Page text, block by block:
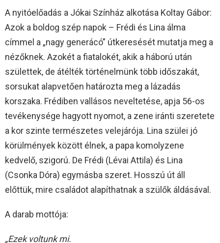
A nyitóelőadás a Jókai Színház alkotása Koltay Gábor:
Azok a boldog szép napok – Frédi és Lina álma
címmel a „nagy generácó” útkeresését mutatja meg a
nézőknek. Azokét a fiatalokét, akik a háború után
születtek, de átélték történelmünk több időszakát,
sorsukat alapvetően határozta meg a lázadás
korszaka. Frédiben vallásos neveltetése, apja 56-os
tevékenysége hagyott nyomot, a zene iránti szeretete
a kor szinte természetes velejárója. Lina szülei jó
körülmények között élnek, a papa komolyzene
kedvelő, szigorú. De Frédi (Lévai Attila) és Lina
(Csonka Dóra) egymásba szeret. Hosszú út áll
előttük, mire családot alapíthatnak a szülők áldásával.
A darab mottója:
„Ezek voltunk mi.